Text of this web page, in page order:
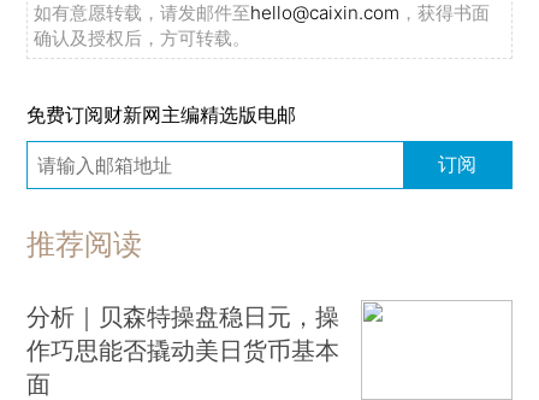
如有意愿转载，请发邮件至hello@caixin.com ，获得书面
确认及授权后，方可转载。
免费订阅财新网主编精选版电邮
订阅
推荐阅读
分析｜贝森特操盘稳日元，操
作巧思能否撬动美日货币基本
面